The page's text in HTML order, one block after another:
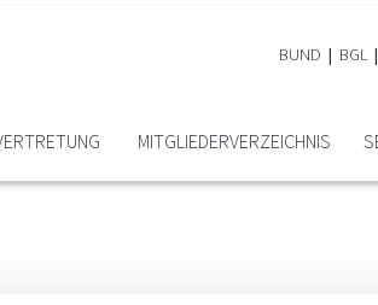
BUND BGL
MITGLIEDER­VERZEICHNIS